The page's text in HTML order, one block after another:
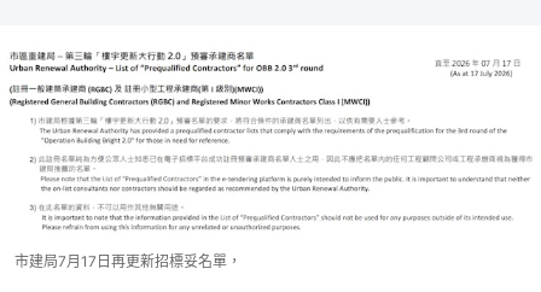
市建局7月17日再更新招標妥名單，